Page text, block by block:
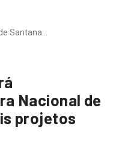
Santana…
Nacional de
projetos